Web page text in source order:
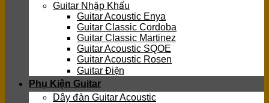
Guitar Nhập Khẩu
Guitar Acoustic Enya
Guitar Classic Cordoba
Guitar Classic Martinez
Guitar Acoustic SQOE
Guitar Acoustic Rosen
Guitar Điện
Phụ Kiện Guitar
Dây đàn Guitar Acoustic